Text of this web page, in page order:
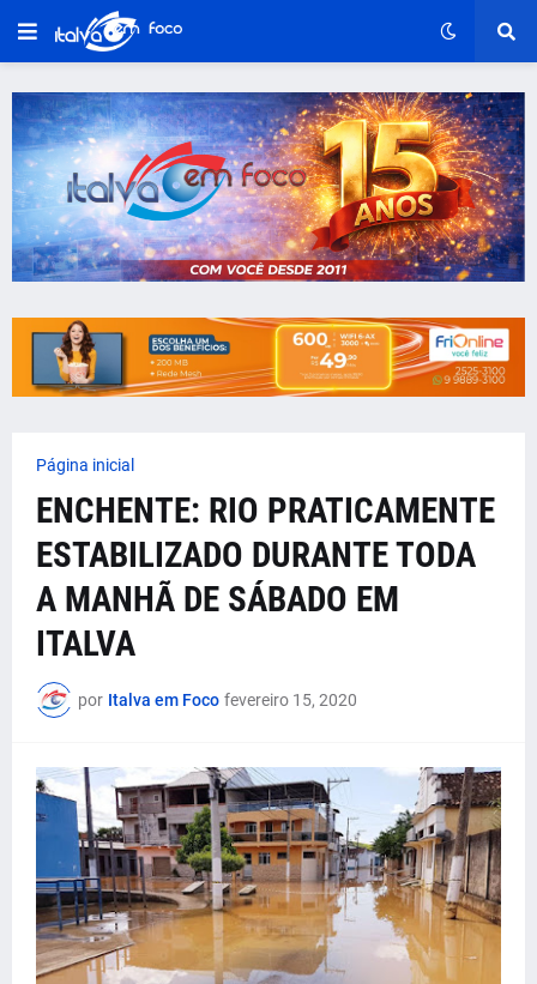
Página inicial
ENCHENTE: RIO PRATICAMENTE
ESTABILIZADO DURANTE TODA
A MANHÃ DE SÁBADO EM
ITALVA
por Italva em Foco fevereiro 15, 2020